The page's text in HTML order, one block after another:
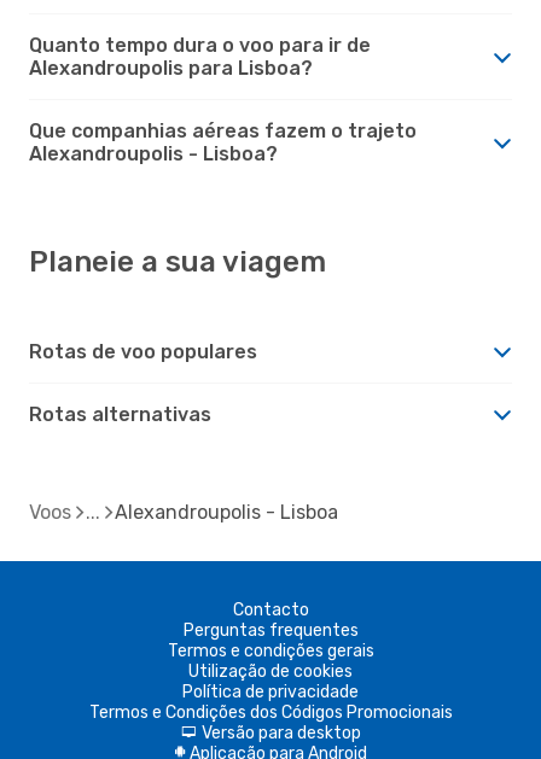
Quanto tempo dura o voo para ir de
Alexandroupolis para Lisboa?
Que companhias aéreas fazem o trajeto
Alexandroupolis - Lisboa?
Planeie a sua viagem
Rotas de voo populares
Rotas alternativas
Voos Alexandroupolis - Lisboa
Contacto
Perguntas frequentes
Termos e condições gerais
Utilização de cookies
Política de privacidade
Termos e Condições dos Códigos Promocionais
d Versão para desktop
A Aplicação para Android